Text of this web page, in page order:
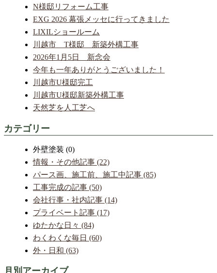
N様邸リフォーム工事
EXG 2026 幕張メッセに行ってきました
LIXILショールーム
川越市 T様邸 新築外構工事
2026年1月5日 新念会
今年も一年ありがとうございました！
川越市U様邸完工
川越市U様邸新築外構工事
天然芝を人工芝へ
カテゴリー
外壁塗装 (0)
情報・その他記事 (22)
パース画、施工前、施工中記事 (85)
工事完成の記事 (50)
会社行事・社内記事 (14)
プライベート記事 (17)
ゆたかな日々 (84)
わくわくな毎日 (60)
外・日和 (63)